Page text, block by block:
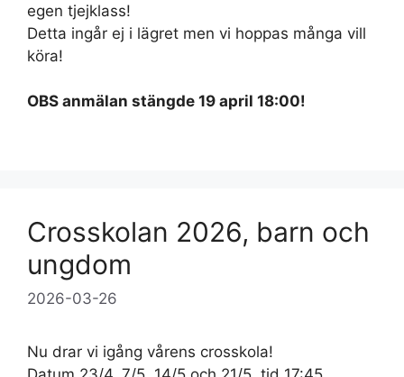
egen tjejklass!
Detta ingår ej i lägret men vi hoppas många vill
köra!
OBS anmälan stängde 19 april 18:00!
Crosskolan 2026, barn och
ungdom
2026-03-26
Nu drar vi igång vårens crosskola!